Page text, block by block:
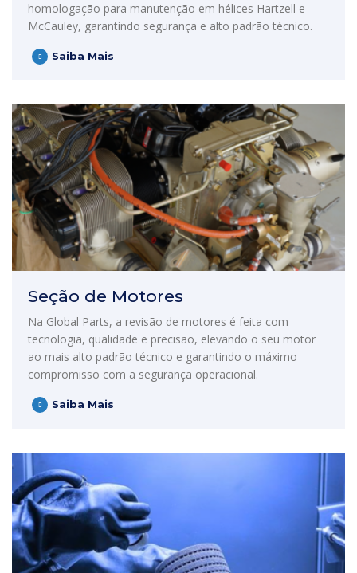
homologação para manutenção em hélices Hartzell e
McCauley, garantindo segurança e alto padrão técnico.
Saiba Mais
Seção de Motores
Na Global Parts, a revisão de motores é feita com
tecnologia, qualidade e precisão, elevando o seu motor
ao mais alto padrão técnico e garantindo o máximo
compromisso com a segurança operacional.
Saiba Mais